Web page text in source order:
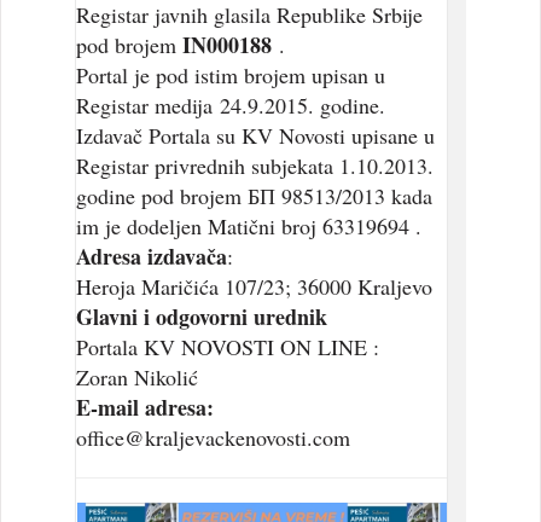
Registar javnih glasila Republike Srbije
pod brojemIN000188 .
Portal je pod istim brojem upisan u
Registar medija 24.9.2015. godine.
Izdavač Portala su KV Novosti upisane u
Registar privrednih subjekata 1.10.2013.
godine pod brojem БП 98513/2013 kada
im je dodeljen Matični broj 63319694 .
Adresa izdavača:
Heroja Maričića 107/23; 36000 Kraljevo
Glavni i odgovorni urednik
Portala KV NOVOSTI ON LINE :
Zoran Nikolić
E-mail adresa:
office@kraljevackenovosti.com